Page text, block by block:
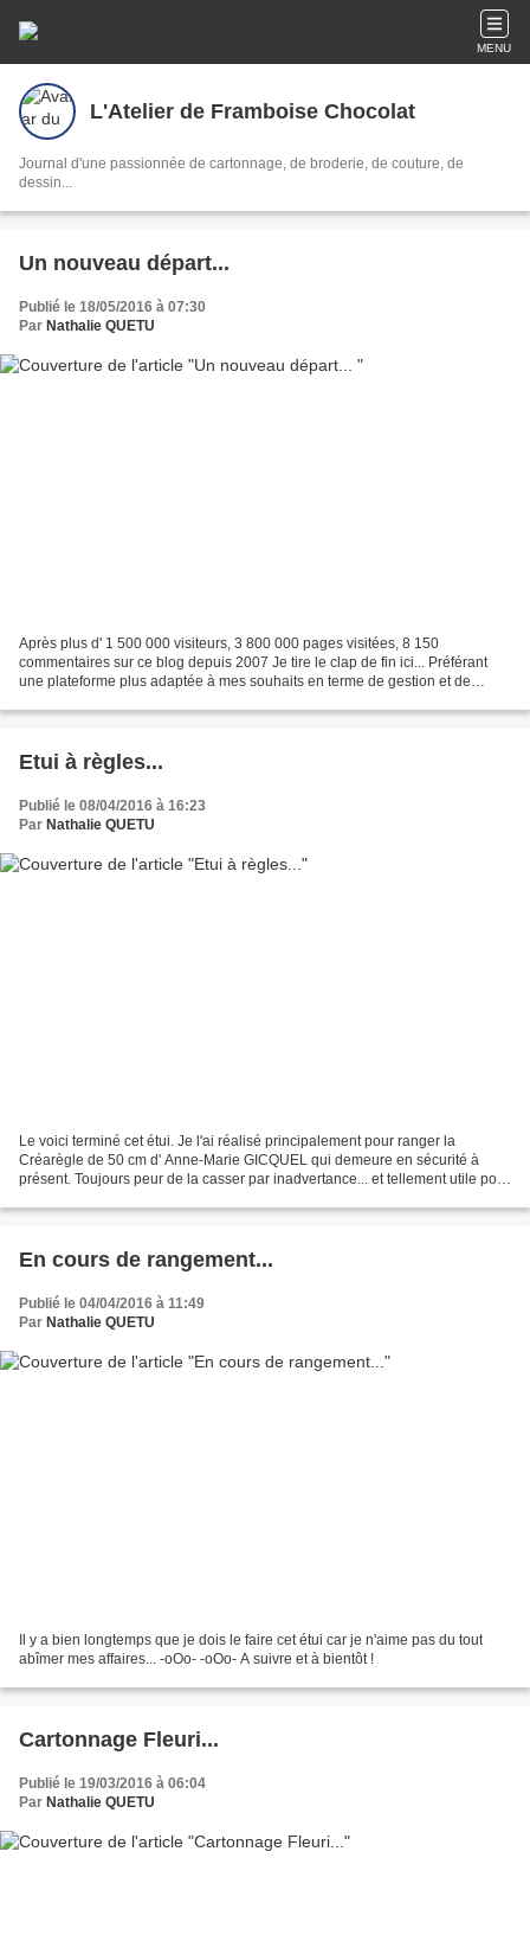
MENU
L'Atelier de Framboise Chocolat
Journal d'une passionnée de cartonnage, de broderie, de couture, de
dessin...
Un nouveau départ...
Publié le 18/05/2016 à 07:30
Par Nathalie QUETU
Après plus d' 1 500 000 visiteurs, 3 800 000 pages visitées, 8 150
commentaires sur ce blog depuis 2007 Je tire le clap de fin ici... Préférant
une plateforme plus adaptée à mes souhaits en terme de gestion et de
Etui à règles...
Publié le 08/04/2016 à 16:23
Par Nathalie QUETU
Le voici terminé cet étui. Je l'ai réalisé principalement pour ranger la
Créarègle de 50 cm d' Anne-Marie GICQUEL qui demeure en sécurité à
présent. Toujours peur de la casser par inadvertance... et tellement utile pour
En cours de rangement...
Publié le 04/04/2016 à 11:49
Par Nathalie QUETU
Il y a bien longtemps que je dois le faire cet étui car je n'aime pas du tout
abîmer mes affaires... -oOo- -oOo- A suivre et à bientôt !
Cartonnage Fleuri...
Publié le 19/03/2016 à 06:04
Par Nathalie QUETU